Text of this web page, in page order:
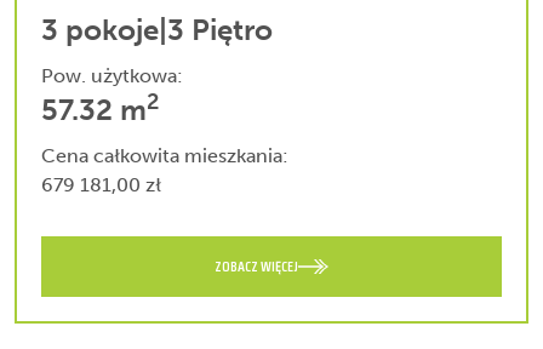
3 pokoje 3 Piętro
Pow. użytkowa:
57.32 m2
Cena całkowita mieszkania:
679 181,00 zł
ZOBACZ WIĘCEJ